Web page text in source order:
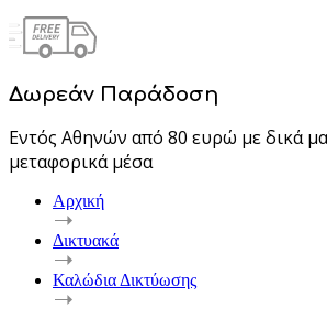
Δωρεάν Παράδοση
Εντός Αθηνών από 80 ευρώ με δικά
μεταφορικά μέσα
Αρχική
Δικτυακά
Καλώδια Δικτύωσης